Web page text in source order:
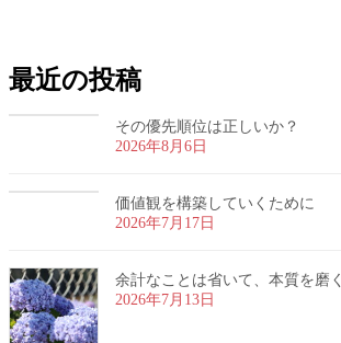
最近の投稿
その優先順位は正しいか？
2026年8月6日
価値観を構築していくために
2026年7月17日
余計なことは省いて、本質を磨く
2026年7月13日